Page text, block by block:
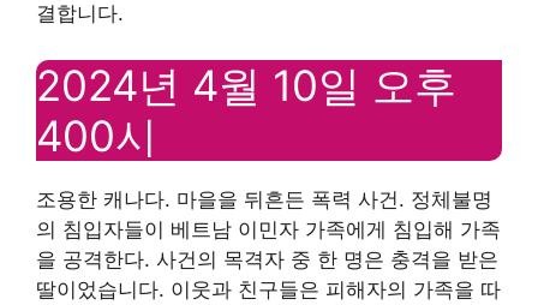
결합니다.
2024년 4월 10일 오후
400시
조용한 캐나다. 마을을 뒤흔든 폭력 사건. 정체불명
의 침입자들이 베트남 이민자 가족에게 침입해 가족
을 공격한다. 사건의 목격자 중 한 명은 충격을 받은
딸이었습니다. 이웃과 친구들은 피해자의 가족을 따